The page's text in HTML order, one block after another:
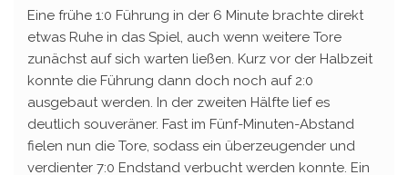
Eine frühe 1:0 Führung in der 6 Minute brachte direkt
etwas Ruhe in das Spiel, auch wenn weitere Tore
zunächst auf sich warten ließen. Kurz vor der Halbzeit
konnte die Führung dann doch noch auf 2:0
ausgebaut werden. In der zweiten Hälfte lief es
deutlich souveräner. Fast im Fünf-Minuten-Abstand
fielen nun die Tore, sodass ein überzeugender und
verdienter 7:0 Endstand verbucht werden konnte. Ein